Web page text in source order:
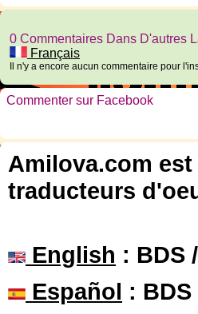
0 Commentaires Dans D'autres
Français
Il n'y a encore aucun commentaire pour
Commenter sur Facebook
Amilova.com
traducteurs
English : BDS
Español : BDS